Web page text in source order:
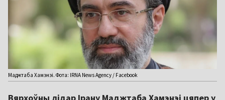
Маджтаба Хамэнэі. Фота: IRNA News Agency / Facebook